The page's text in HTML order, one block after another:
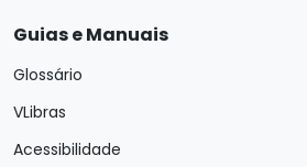
Guias e Manuais
Glossário
VLibras
Acessibilidade